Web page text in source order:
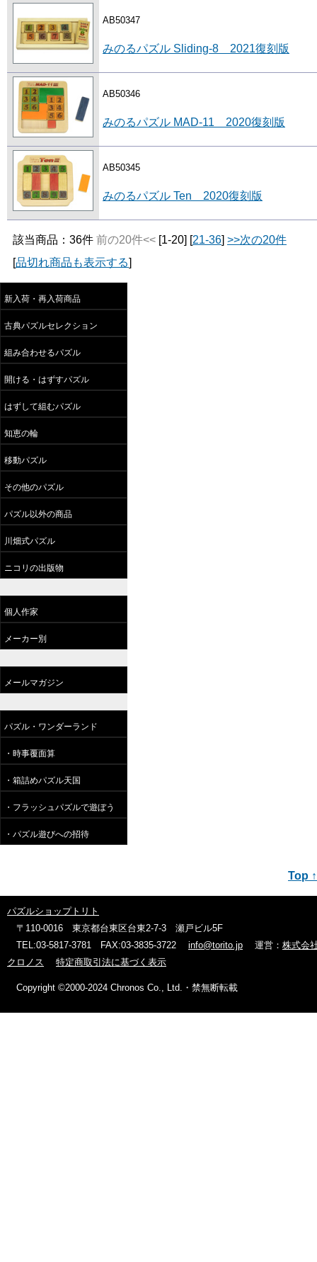
AB50347
みのるパズル Sliding-8 2021復刻版
AB50346
みのるパズル MAD-11 2020復刻版
AB50345
みのるパズル Ten 2020復刻版
該当商品：36件 前の20件<< [1-20] [21-36] >>次の20件
[品切れ商品も表示する]
新入荷・再入荷商品
古典パズルセレクション
組み合わせるパズル
開ける・はずすパズル
はずして組むパズル
知恵の輪
移動パズル
その他のパズル
パズル以外の商品
川畑式パズル
ニコリの出版物
個人作家
メーカー別
メールマガジン
パズル・ワンダーランド
・時事覆面算
・箱詰めパズル天国
・フラッシュパズルで遊ぼう
・パズル遊びへの招待
Top ↑
パズルショップトリト
〒110-0016 東京都台東区台東2-7-3 瀬戸ビル5F
TEL:03-5817-3781 FAX:03-3835-3722 info@torito.jp 運営： 株式会
クロノス
特定商取引法に基づく表示
Copyright ©2000-2024 Chronos Co., Ltd.・禁無断転載